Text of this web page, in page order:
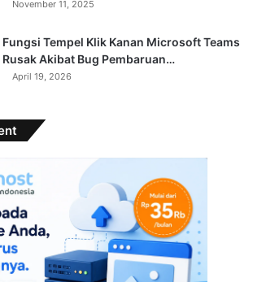
November 11, 2025
Fungsi Tempel Klik Kanan Microsoft Teams
Rusak Akibat Bug Pembaruan…
April 19, 2026